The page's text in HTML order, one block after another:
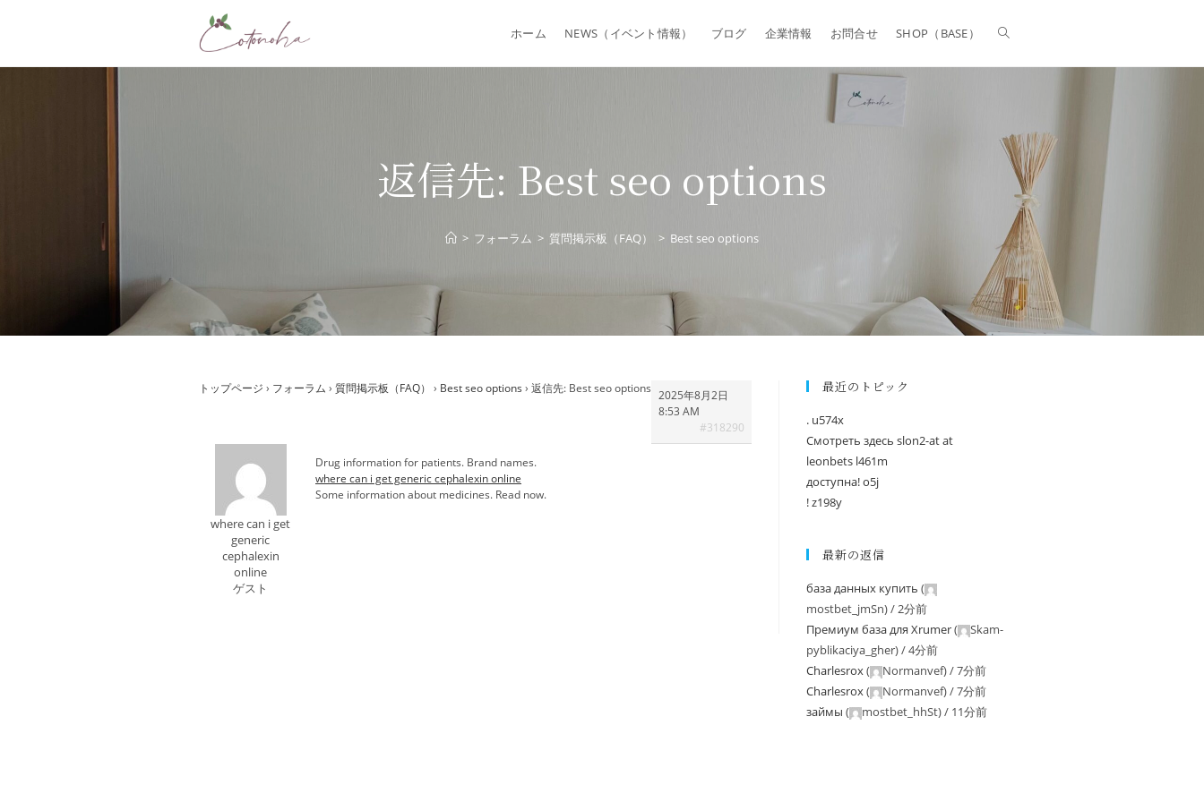
ホーム NEWS（イベント情報） ブログ 企業情報 お問合せ SHOP（BASE）
返信先: Best seo options
> フォーラム > 質問掲示板（FAQ） > Best seo options
トップページ › フォーラム › 質問掲示板（FAQ） › Best seo options › 返信先: Best seo options 2025年8月2日
8:53 AM
#318290
where can i get
generic
cephalexin
online
ゲスト
Drug information for patients. Brand names.
where can i get generic cephalexin online
Some information about medicines. Read now.
最近のトピック
. u574x
Смотреть здесь slon2-at at
leonbets l461m
доступна! o5j
! z198y
最新の返信
база данных купить (
mostbet_jmSn) /2分前
Премиум база для Xrumer(
Skam-
pyblikaciya_gher) /4分前
Charlesrox( Normanvef) /7分前
Charlesrox( Normanvef) /7分前
займы ( mostbet_hhSt) / 11分前